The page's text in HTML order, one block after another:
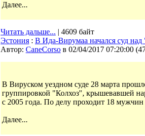
Далее...
Читать дальше... | 4609 байт
Эстония : В Ида-Вирумаа начался суд
Автор: CaneCorso в 02/04/2017 07:20:00 (
В Вируском уездном суде 28 марта
группировкой "Колхоз", крышевавшей
с 2005 года. По делу проходит 18 мужчин
Далее...